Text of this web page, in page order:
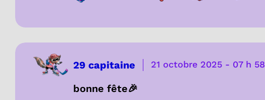
29 capitaine 21 octobre 2025 - 07 h 58
bonne fête🎉